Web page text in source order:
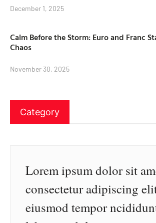
December 1, 2025
Calm Before the Storm: Euro and Franc
Chaos
November 30, 2025
Category
Lorem ipsum dolor sit
consectetur adipiscing
eiusmod tempor